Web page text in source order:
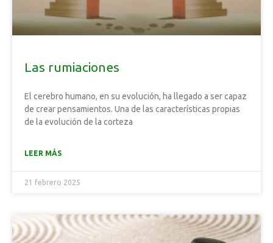
Las rumiaciones
El cerebro humano, en su evolución, ha llegado a ser capaz
de crear pensamientos. Una de las características propias
de la evolución de la corteza
LEER MÁS
21 febrero 2025